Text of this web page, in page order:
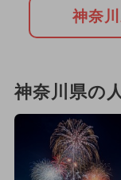
神奈
神奈川県の